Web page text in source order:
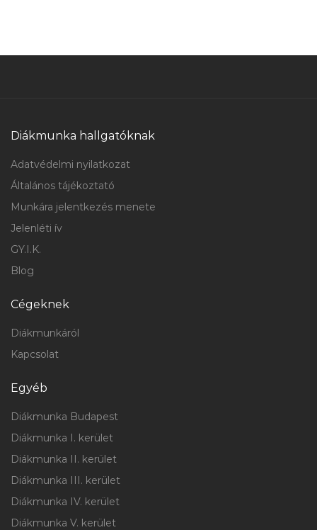
Diákmunka hallgatóknak
Adatvédelmi nyilatkozat
Általános tájékoztató
Munkára jelentkezés menete
Jelenléti ív
GY.I.K.
Blog
Cégeknek
Diákmunkáról
Kapcsolat
Egyéb
Diákmunka Budapest
Diákmunka I. kerület
Diákmunka II. kerület
Diákmunka III. kerület
Diákmunka IV. kerület
Diákmunka V. kerület